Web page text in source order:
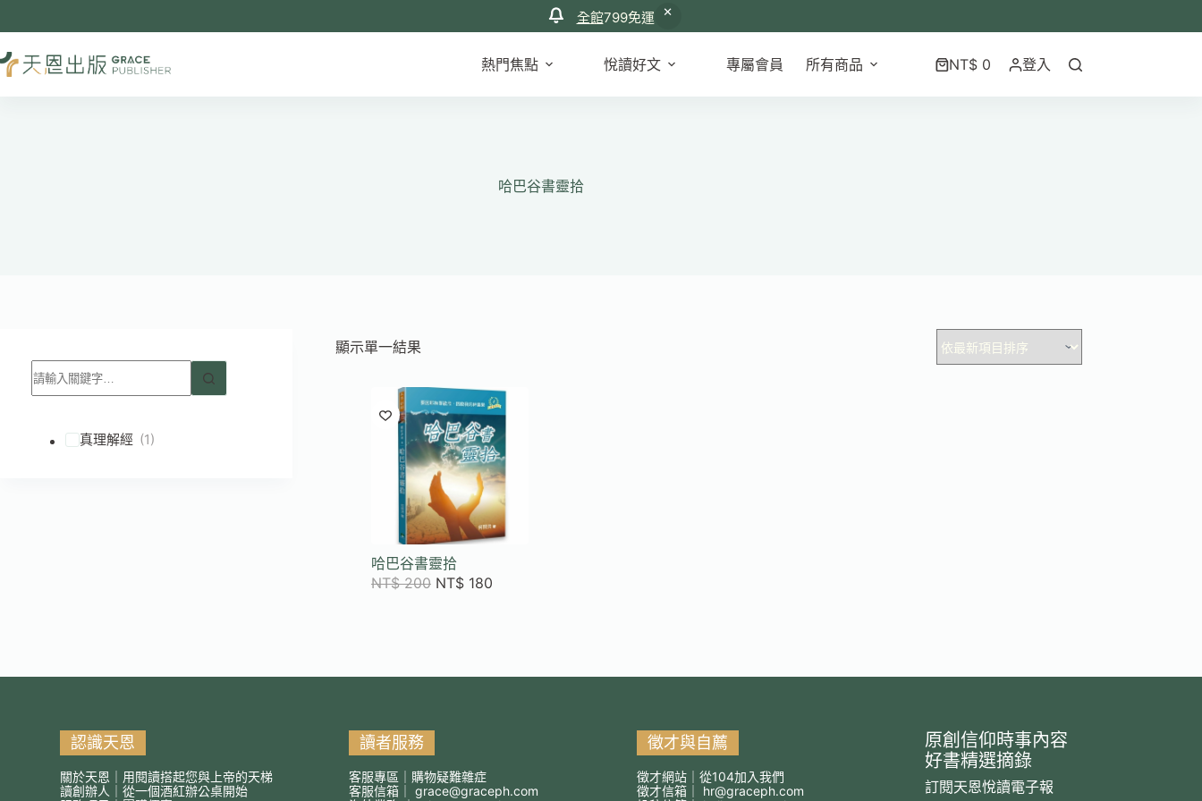
全館799免運
至
主
熱門焦點 悅讀好文 專屬會員 所有商品
購NT$0 登入
哈巴谷書靈拾
顯示單一結果
哈巴谷書靈拾
NT$200 NT$180
找
不
到
真理解經 (1)
認識天恩
關於天恩｜用閱讀搭起您與上帝的天梯
讀創辦人｜從一個酒紅辦公桌開始
讀者服務
客服專區｜購物疑難雜症
客服信箱｜ grace@graceph.com
徵才與自薦
徵才網站｜從104加入我們
徵才信箱｜ hr@graceph.com
原創信仰時事內容
好書精選摘錄
訂閱天恩悅讀電子報